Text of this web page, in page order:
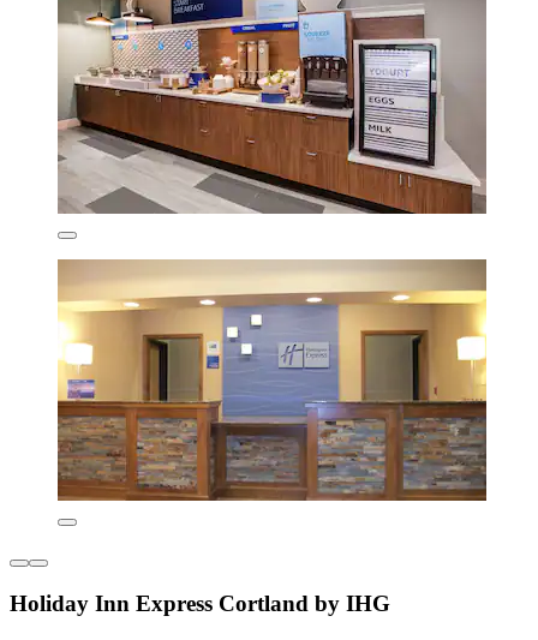
Holiday Inn Express Cortland by IHG